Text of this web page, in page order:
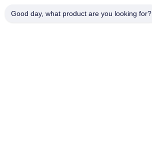
Good day, what product are you looking for?